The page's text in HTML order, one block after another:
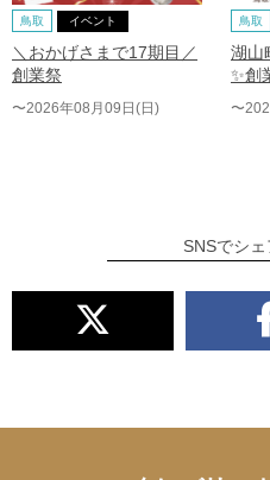
鳥取 イベント
＼おかげさまで17期目／
創業祭
〜2026年08月09日(日)
鳥取
湖山
✨創
〜
SNSでシェ